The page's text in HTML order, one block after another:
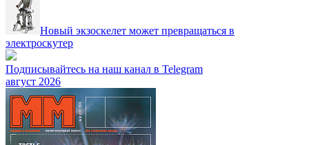
Новый экзоскелет может превращаться в
электроскутер
Подписывайтесь на наш канал в Telegram
август 2026